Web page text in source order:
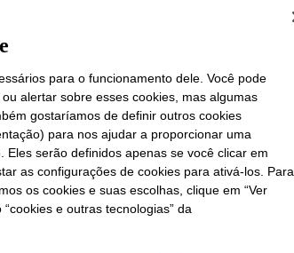
OPÇÕES DE COMPRA
para o funcionamento dele. Você pode
alertar sobre esses cookies, mas algumas
gostaríamos de definir outros cookies
para nos ajudar a proporcionar uma
serão definidos apenas se você clicar em
as configurações de cookies para ativá-los. Para
os cookies e suas escolhas, clique em “Ver
e outras tecnologias” da